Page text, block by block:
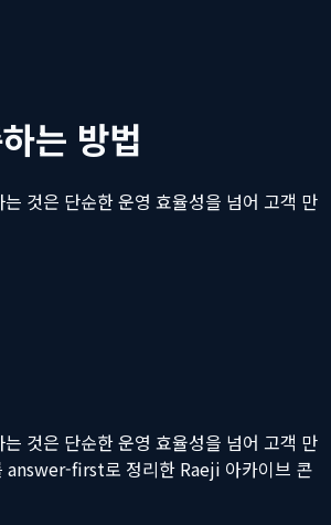
는 방법
것은 단순한 운영 효율성을 넘어 고객 만
것은 단순한 운영 효율성을 넘어 고객 만
answer-first로 정리한 Raeji 아카이브 콘